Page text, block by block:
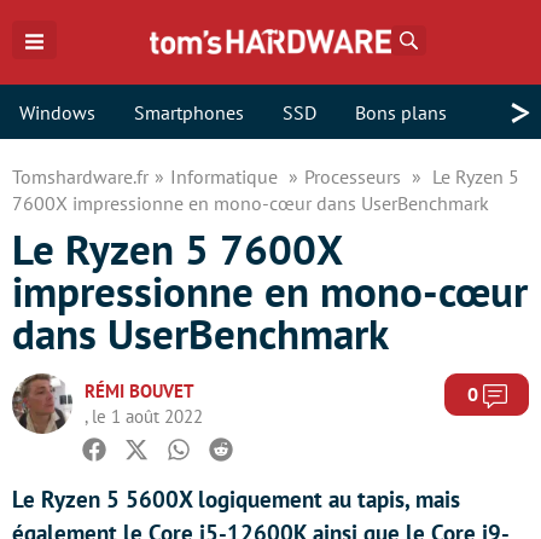
Windows Smartphones SSD Bons plans >
Tomshardware.fr Informatique Processeurs
Le Ryzen 5
7600X impressionne en mono-cœur dans UserBenchmark
Le Ryzen 5 7600X
impressionne en mono-cœur
dans UserBenchmark
RÉMI BOUVET
, le 1 août 2022
0
Facebook
TwitterWhatsapp
Reddit
Le Ryzen 5 5600X logiquement au tapis, mais
également le Core i5-12600K ainsi que le Core i9-